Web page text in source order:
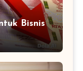
Bisnis